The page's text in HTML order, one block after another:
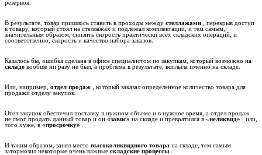
резервов.
В результате, товар пришлось ставить в проходы между стеллажами
, перекрыв доступ
к товару, который стоял на стеллажах и подлежал комплектации, и тем самым,
значительным образом, снизить скорость практически всех складских операций, и
соответственно, скорость и качество набора заказов.
Казалось бы, ошибка сделана в офисе специалистом по закупкам, который возможно на
складе вообще ни разу не был, а проблема в результате, всплыла именно на складе.
Или, например, отдел продаж
, который заказал определенное количество товара для
продажи отделу закупок.
Отел закупок обеспечил поставку в нужном объеме и в нужное время, а отдел продаж
не смог продать данный товар и он «завис» на складе и превратился в «неликвид» , или,
того хуже, в«просрочку»
И таким образом, занял место высоколиквидного товара на складе, тем самым
затормозил некоторые очень важные складские процессы